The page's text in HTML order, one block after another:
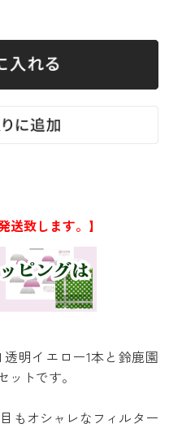
送致します。】
透明イエロー1本と鈴鹿園
ットです。
もオシャレなフィルター